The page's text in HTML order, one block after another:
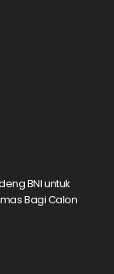
BNI untuk
Bagi Calon